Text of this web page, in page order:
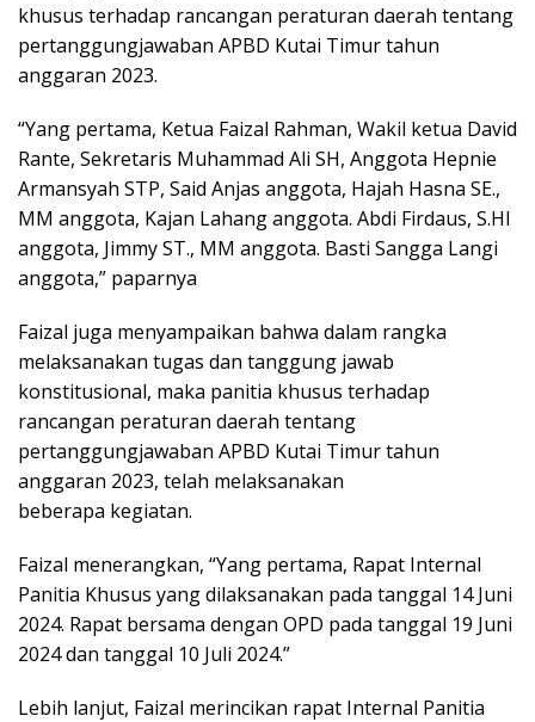
khusus terhadap rancangan peraturan daerah tentang
pertanggungjawaban APBD Kutai Timur tahun
anggaran 2023.
“Yang pertama, Ketua Faizal Rahman, Wakil ketua David
Rante, Sekretaris Muhammad Ali SH, Anggota Hepnie
Armansyah STP, Said Anjas anggota, Hajah Hasna SE.,
MM anggota, Kajan Lahang anggota. Abdi Firdaus, S.HI
anggota, Jimmy ST., MM anggota. Basti Sangga Langi
anggota,” paparnya
Faizal juga menyampaikan bahwa dalam rangka
melaksanakan tugas dan tanggung jawab
konstitusional, maka panitia khusus terhadap
rancangan peraturan daerah tentang
pertanggungjawaban APBD Kutai Timur tahun
anggaran 2023, telah melaksanakan
beberapa kegiatan.
Faizal menerangkan, “Yang pertama, Rapat Internal
Panitia Khusus yang dilaksanakan pada tanggal 14 Juni
2024. Rapat bersama dengan OPD pada tanggal 19 Juni
2024 dan tanggal 10 Juli 2024.”
Lebih lanjut, Faizal merincikan rapat Internal Panitia